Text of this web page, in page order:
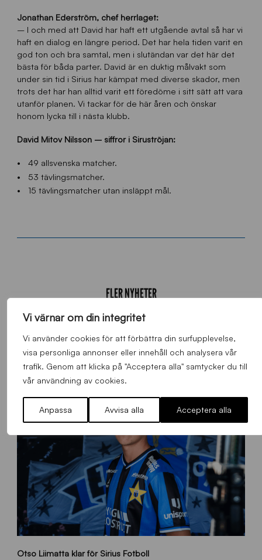
Vi värnar om din integritet
Vi använder cookies för att förbättra din surfupplevelse,
visa personliga annonser eller innehåll och analysera vår
trafik. Genom att klicka på "Acceptera alla" samtycker du till
vår användning av cookies.
Anpassa Avvisa alla Acceptera alla
Jonathan Ederström, chef herrlaget:
– I och med att David har haft ett utgående avtal så har vi
haft en dialog en längre period. Det har hela tiden varit en
god ton och bra samtal, men i slutändan var det här det
bästa för båda parter. David är en duktig målvakt som
under sin tid i Sirius har kämpat med diverse skador, men
trots det har han alltid varit ett föredöme i sitt sätt att vara
utanför planen. Vi tackar för de här åren och önskar
honom lycka till i nästa klubb.
David Mitov Nilsson – siffror i Siruströjan:
49 allsvenska matcher.
53 tävlingsmatcher.
15 tävlingsmatcher utan insläppt mål.
FLER NYHETER
Alla nyheter
L
Otso Liimatta klar för Sirius Fotboll